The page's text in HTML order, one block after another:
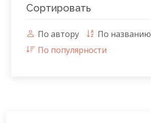
Сортировать
По автору
По названию
По популярности